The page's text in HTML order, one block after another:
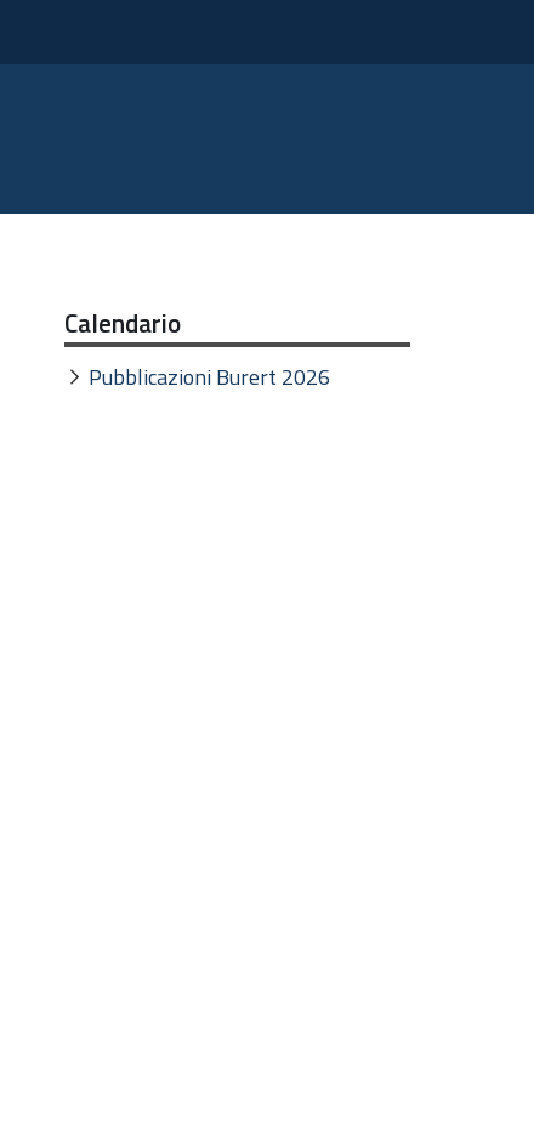
Calendario
Pubblicazioni Burert 2026